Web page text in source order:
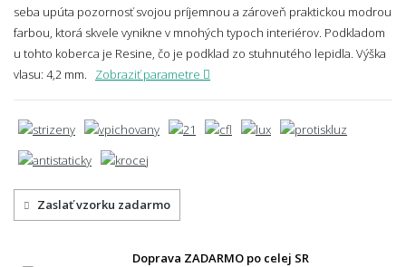
seba upúta pozornosť svojou príjemnou a zároveň praktickou modrou
farbou, ktorá skvele vynikne v mnohých typoch interiérov. Podkladom
u tohto koberca je Resine, čo je podklad zo stuhnutého lepidla. Výška
vlasu: 4,2 mm.
Zobraziť parametre
Zaslať vzorku zadarmo
Doprava ZADARMO po celej SR